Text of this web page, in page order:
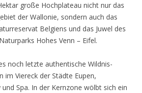
große Hochplateau nicht nur das
der Wallonie, sondern auch das
Belgiens und das Juwel des
Hohes Venn – Eifel.
noch letzte authentische Wildnis-
im Viereck der Städte Eupen,
Spa. In der Kernzone wölbt sich ein